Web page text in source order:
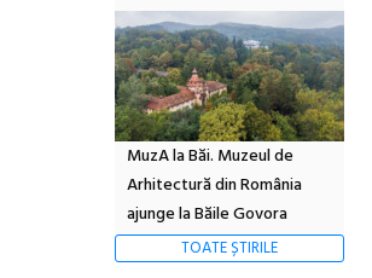
MuzA la Băi. Muzeul de
Arhitectură din România
ajunge la Băile Govora
TOATE ȘTIRILE